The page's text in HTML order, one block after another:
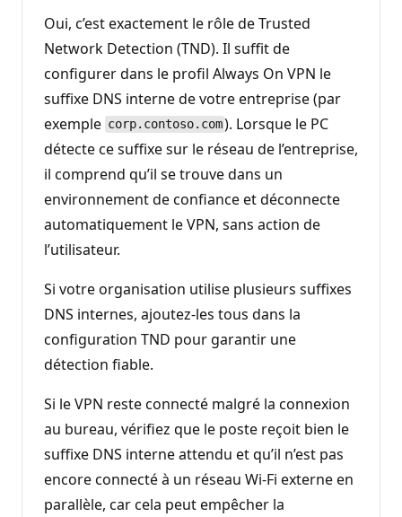
e
r
é
p
u
a
t
i
n
Oui, c’est exactement le rôle de Trusted
Network Detection (TND). Il suffit de
configurer dans le profil Always On VPN le
suffixe DNS interne de votre entreprise (par
exemple corp.contoso.com). Lorsque le PC
détecte ce suffixe sur le réseau de l’entreprise,
il comprend qu’il se trouve dans un
environnement de confiance et déconnecte
automatiquement le VPN, sans action de
l’utilisateur.
Si votre organisation utilise plusieurs suffixes
DNS internes, ajoutez-les tous dans la
configuration TND pour garantir une
détection fiable.
Si le VPN reste connecté malgré la connexion
au bureau, vérifiez que le poste reçoit bien le
suffixe DNS interne attendu et qu’il n’est pas
encore connecté à un réseau Wi‑Fi externe en
parallèle, car cela peut empêcher la